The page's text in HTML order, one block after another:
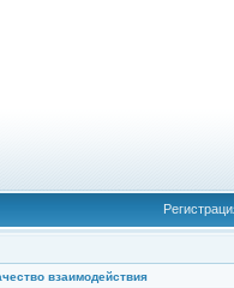
взаимодействия